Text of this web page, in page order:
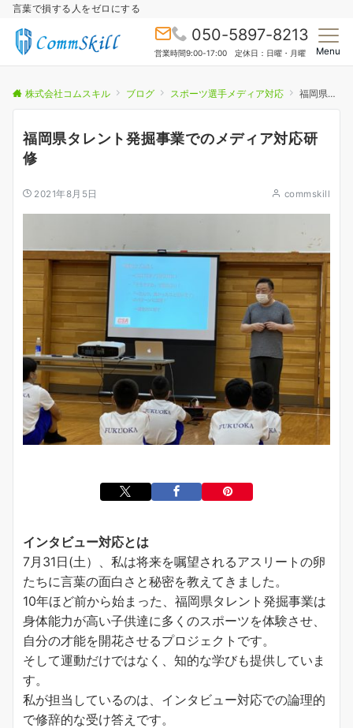
言葉で損する人をゼロにする
050-5897-8213
営業時間9:00-17:00 定休日：日曜・月曜 Menu
株式会社コムスキル ブログ スポーツ選手メディア対応 福岡県タレント発掘事業でのメディア対応研修
福岡県タレント発掘事業でのメディア対応研
修
2021年8月5日 commskill
インタビュー対応とは
7月31日(土）、私は将来を嘱望されるアスリートの卵
たちに言葉の面白さと秘密を教えてきました。
10年ほど前から始まった、福岡県タレント発掘事業は
身体能力が高い子供達に多くのスポーツを体験させ、
自分の才能を開花させるプロジェクトです。
そして運動だけではなく、知的な学びも提供していま
す。
私が担当しているのは、インタビュー対応での論理的
で修辞的な受け答えです。